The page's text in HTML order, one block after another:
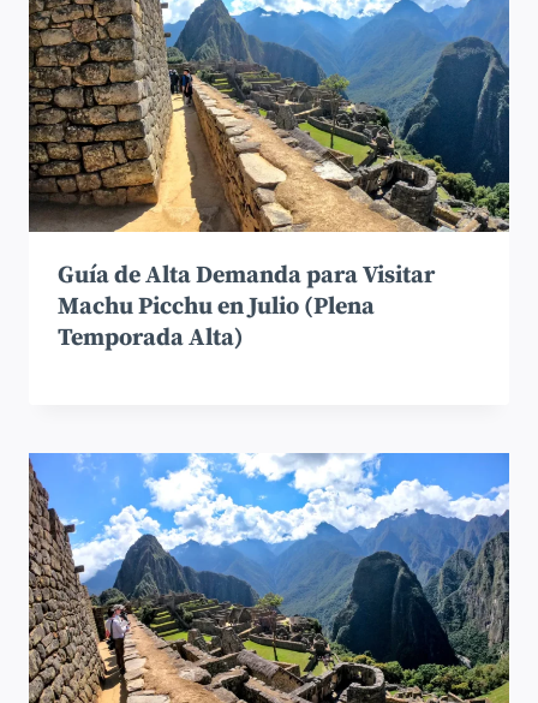
Guía de Alta Demanda para Visitar
Machu Picchu en Julio (Plena
Temporada Alta)